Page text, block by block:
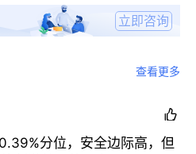
幅紧随其后上涨8.81%，
月上涨4.56%。
创新药ETF，前7个月累计
ETF涨幅紧随其后上涨
年内上涨6.11%。
立即咨询
查看更多

分位，安全边际高，但